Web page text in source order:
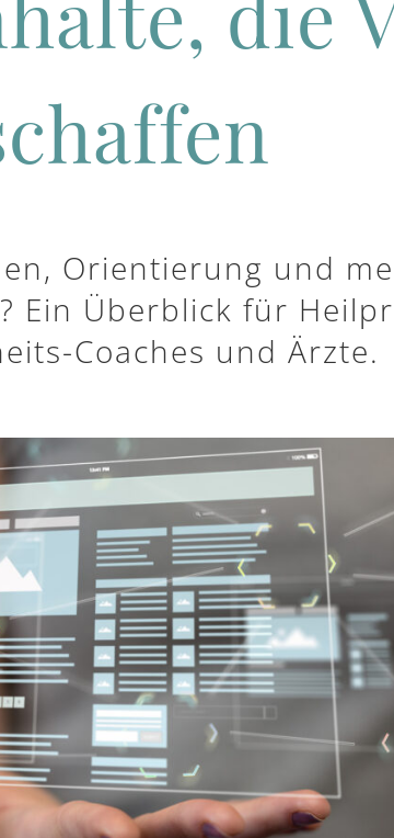
Orientierung und
Ein Überblick für
Coaches und Ärzte.